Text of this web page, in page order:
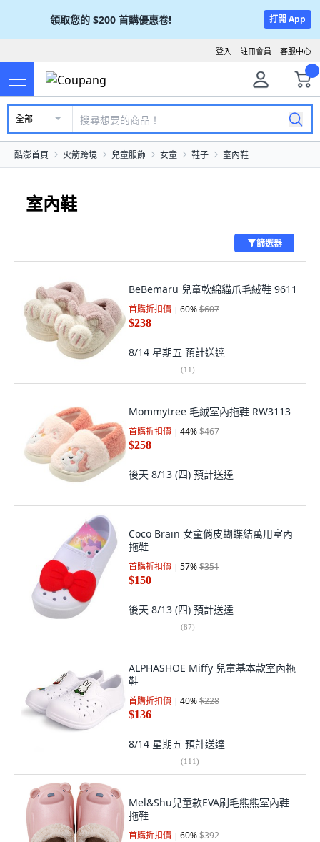
領取您的 $200 首購優惠卷! 打開 App
客服中心
註冊會員
登入
全部
酷澎首頁 火箭跨境 兒童服飾 女童 鞋子 室內鞋
室內鞋
篩選器
BeBemaru 兒童軟綿貓爪毛絨鞋 9611
首購折扣價 60%$607
$238
8/14 星期五 預計送達
(11)
Mommytree 毛絨室內拖鞋 RW3113
首購折扣價 44%$467
$258
後天 8/13 (四) 預計送達
Coco Brain 女童俏皮蝴蝶結萬用室內
拖鞋
首購折扣價 57%$351
$150
後天 8/13 (四) 預計送達
(87)
ALPHASHOE Miffy 兒童基本款室內拖
鞋
首購折扣價 40%$228
$136
8/14 星期五 預計送達
(111)
Mel&Shu兒童款EVA刷毛熊熊室內鞋
拖鞋
首購折扣價 60%$392